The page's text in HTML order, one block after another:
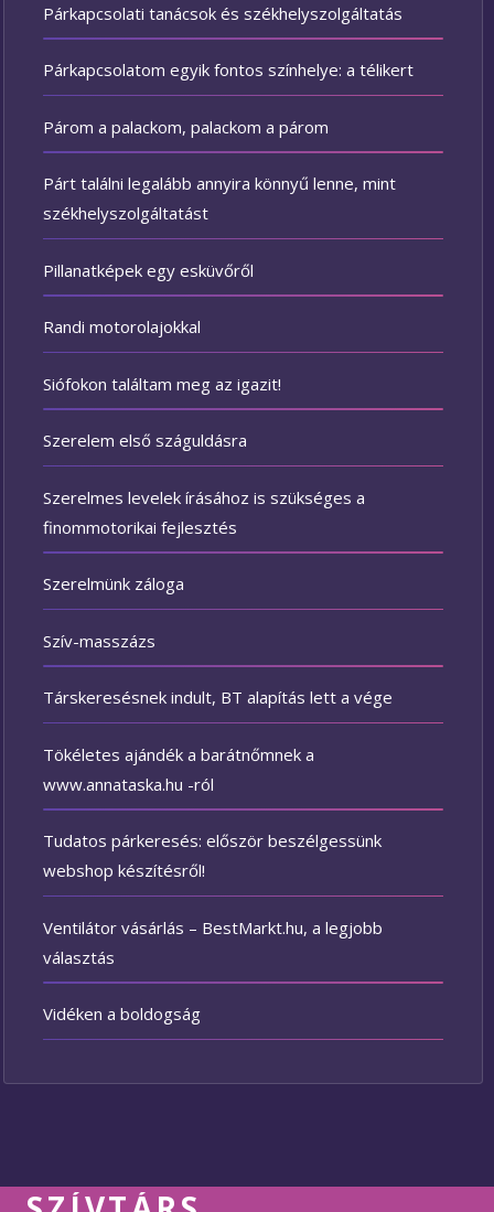
Párkapcsolati tanácsok és székhelyszolgáltatás
Párkapcsolatom egyik fontos színhelye: a télikert
Párom a palackom, palackom a párom
Párt találni legalább annyira könnyű lenne, mint
székhelyszolgáltatást
Pillanatképek egy esküvőről
Randi motorolajokkal
Siófokon találtam meg az igazit!
Szerelem első száguldásra
Szerelmes levelek írásához is szükséges a
finommotorikai fejlesztés
Szerelmünk záloga
Szív-masszázs
Társkeresésnek indult, BT alapítás lett a vége
Tökéletes ajándék a barátnőmnek a
www.annataska.hu -ról
Tudatos párkeresés: először beszélgessünk
webshop készítésről!
Ventilátor vásárlás – BestMarkt.hu, a legjobb
választás
Vidéken a boldogság